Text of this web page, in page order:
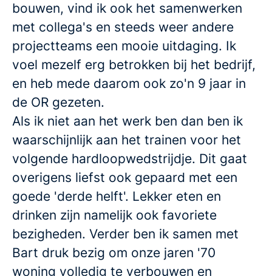
bouwen, vind ik ook het samenwerken
met collega's en steeds weer andere
projectteams een mooie uitdaging. Ik
voel mezelf erg betrokken bij het bedrijf,
en heb mede daarom ook zo'n 9 jaar in
de OR gezeten.
Als ik niet aan het werk ben dan ben ik
waarschijnlijk aan het trainen voor het
volgende hardloopwedstrijdje. Dit gaat
overigens liefst ook gepaard met een
goede 'derde helft'. Lekker eten en
drinken zijn namelijk ook favoriete
bezigheden. Verder ben ik samen met
Bart druk bezig om onze jaren '70
woning volledig te verbouwen en